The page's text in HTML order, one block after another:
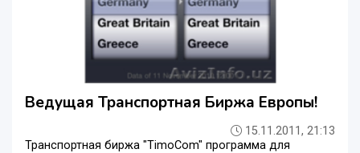
Ведущая Транспортная Биржа Европы!
15.11.2011, 21:13
Транспортная биржа "TimoCom" программа для